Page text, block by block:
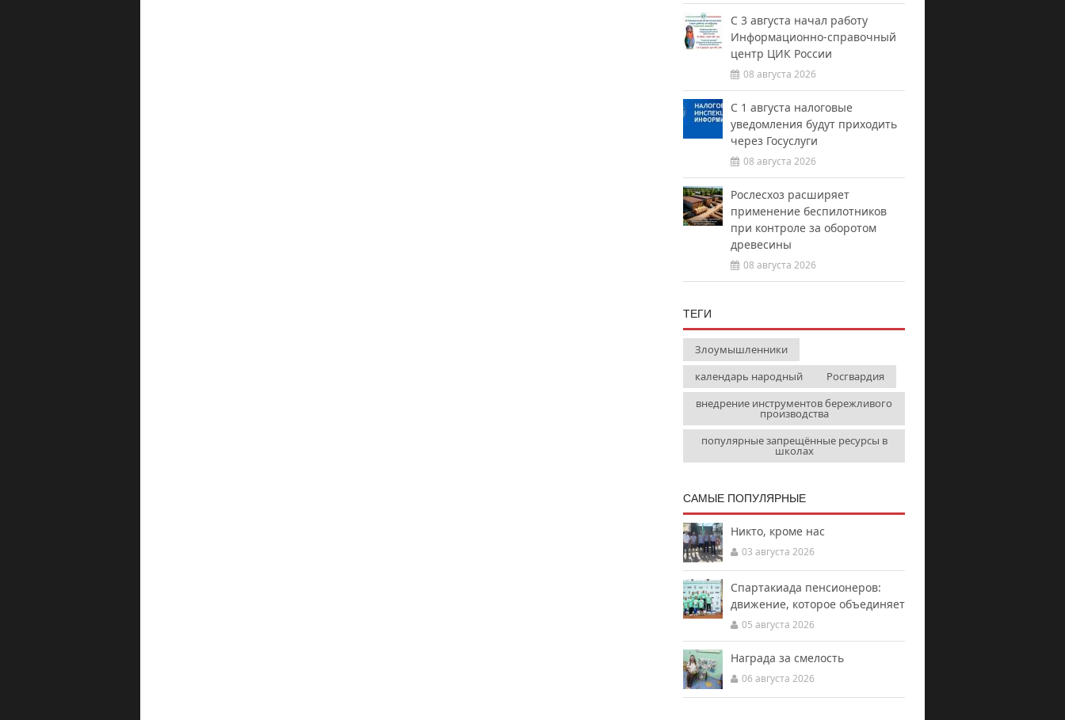
С 3 августа начал работу
Информационно-справочный
центр ЦИК России
08 августа 2026
С 1 августа налоговые
уведомления будут приходить
через Госуслуги
08 августа 2026
Рослесхоз расширяет
применение беспилотников
при контроле за оборотом
древесины
08 августа 2026
ТЕГИ
Злоумышленники
календарь народный
Росгвардия
внедрение инструментов бережливого
производства
популярные запрещённые ресурсы в
школах
САМЫЕ ПОПУЛЯРНЫЕ
Никто, кроме нас
03 августа 2026
Спартакиада пенсионеров:
движение, которое объединяет
05 августа 2026
Награда за смелость
06 августа 2026